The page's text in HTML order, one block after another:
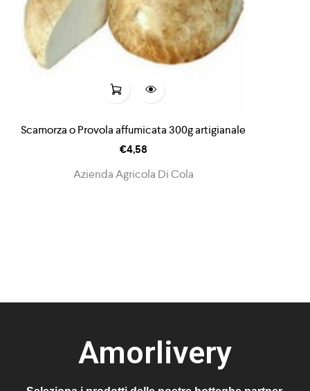
Scamorza o Provola affumicata 300g artigianale
€4,58
Azienda Agricola Di Cola
Amorlivery